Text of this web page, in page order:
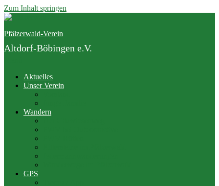
Zum Inhalt springen
Pfälzerwald-Verein
Altdorf-Böbingen e.V.
Aktuelles
Unser Verein
Wandern
GPS